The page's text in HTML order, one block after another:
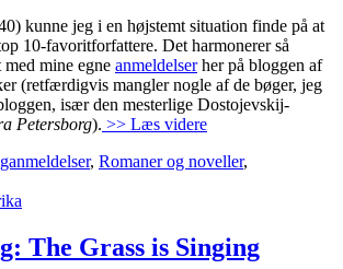
kunne jeg i en højstemt situation finde på at
10-favoritforfattere. Det harmonerer så
mine egne anmeldelserher på bloggen af
(retfærdigvis mangler nogle af de bøger, jeg
især den mesterlige Dostojevskij-
Petersborg). >> Læs videre
, Romaner og noveller,
The Grass is Singing